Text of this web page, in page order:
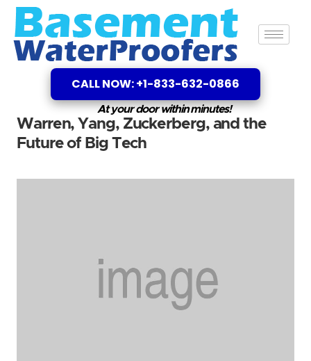
CALL NOW: +1-833-632-0866
At your door within minutes!
Warren, Yang, Zuckerberg, and the
Future of Big Tech